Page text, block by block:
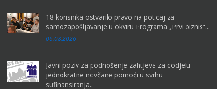
18 korisnika ostvarilo pravo na poticaj za
samozapošljavanje u okviru Programa „Prvi biznis“...
06.08.2026
Javni poziv za podnošenje zahtjeva za dodjelu
jednokratne novčane pomoći u svrhu
sufinansiranja...